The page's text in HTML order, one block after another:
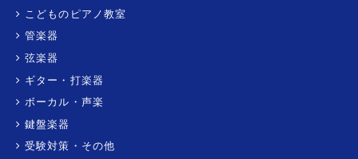
こどものピアノ教室
管楽器
弦楽器
ギター・打楽器
ボーカル・声楽
鍵盤楽器
受験対策・その他